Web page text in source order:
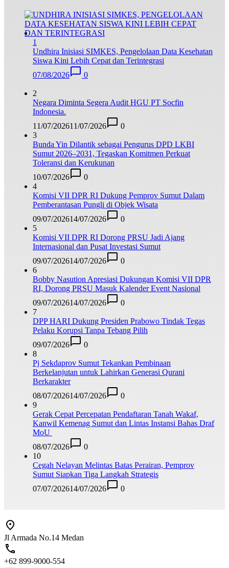
1
Undhira Inisiasi SIMKES, Pengelolaan Data Kesehatan
Siswa Kini Lebih Cepat dan Terintegrasi
07/08/2026
0
2
Negara Diminta Segera Audit HGU PT Socfin
Indonesia.
11/07/202611/07/2026
0
3
Bunda Yin Dilantik sebagai Pengurus DPD LKBI
Sumut 2026–2031, Tegaskan Komitmen Perkuat
Toleransi dan Kerukunan
10/07/2026
0
4
Komisi VII DPR RI Dukung Pemprov Sumut Dalam
Pemberantasan Pungli di Objek Wisata
09/07/202614/07/2026
0
5
Komisi VII DPR RI Dorong PRSU Jadi Ajang
Internasional dan Pusat Investasi Sumut
09/07/202614/07/2026
0
6
Bobby Nasution Apresiasi Dukungan Komisi VII DPR
RI, Dorong PRSU Masuk Kalender Event Nasional
09/07/202614/07/2026
0
7
DPP HARI Dukung Presiden Prabowo Tindak Tegas
Pelaku Korupsi Tanpa Tebang Pilih
09/07/2026
0
8
Pj Sekdaprov Sumut Tekankan Pembinaan
Berkelanjutan untuk Lahirkan Generasi Qurani
Berkarakter
08/07/202614/07/2026
0
9
Gerak Cepat Percepatan Pendaftaran Tanah Wakaf,
Kanwil Kemenag Sumut dan Lintas Instansi Bahas Draf
MoU
08/07/2026
0
10
Cegah Nelayan Melintas Batas Perairan, Pemprov
Sumut Siapkan Tiga Langkah Strategis
07/07/202614/07/2026 0
Jl Armada No.14 Medan
+62 899-9000-554